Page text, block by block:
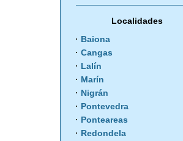
Localidades
Baiona
Cangas
Lalín
Marín
Nigrán
Pontevedra
Ponteareas
Redondela